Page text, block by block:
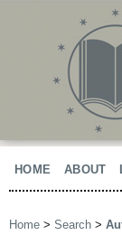
HOME ABOUT
Home > Search >